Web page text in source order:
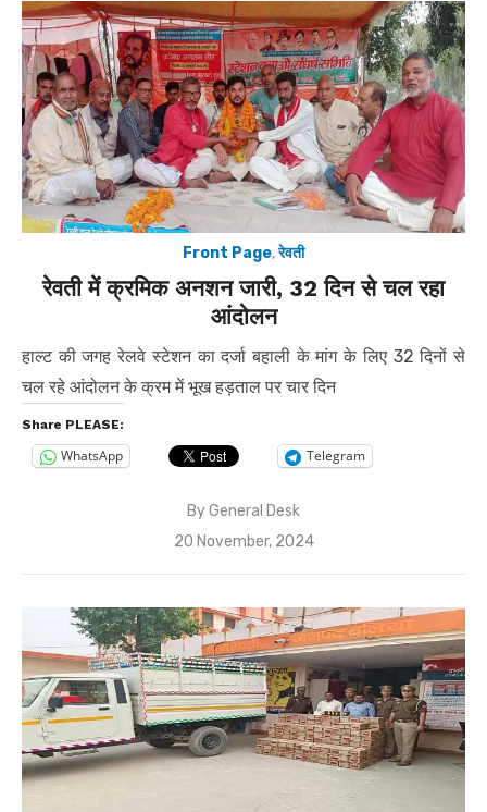
Front Page,रेवती
रेवती में क्रमिक अनशन जारी, 32 दिन से चल रहा
आंदोलन
हाल्ट की जगह रेलवे स्टेशन का दर्जा बहाली के मांग के लिए 32 दिनों से
चल रहे आंदोलन के क्रम में भूख हड़ताल पर चार दिन
Share PLEASE:
WhatsApp Telegram
ByGeneral Desk
Posted
20 November, 2024